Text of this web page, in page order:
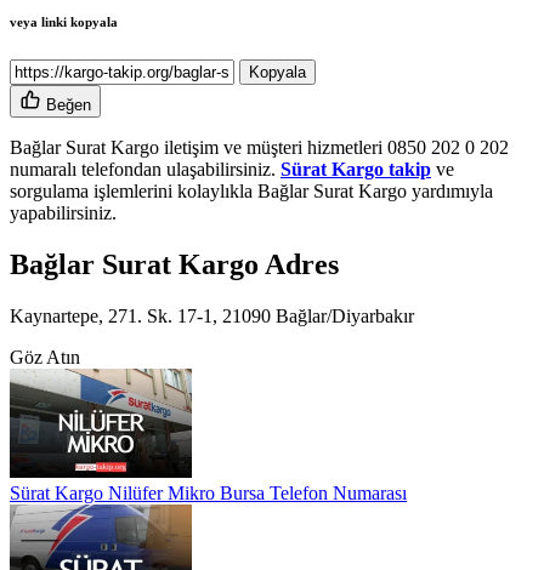
veya linki kopyala
Kopyala
Beğen
Bağlar Surat Kargo iletişim ve müşteri hizmetleri 0850 202 0 202
numaralı telefondan ulaşabilirsiniz. Sürat Kargo takip ve
sorgulama işlemlerini kolaylıkla Bağlar Surat Kargo yardımıyla
yapabilirsiniz.
Bağlar Surat Kargo Adres
Kaynartepe, 271. Sk. 17-1, 21090 Bağlar/Diyarbakır
Göz Atın
Sürat Kargo Nilüfer Mikro Bursa Telefon Numarası